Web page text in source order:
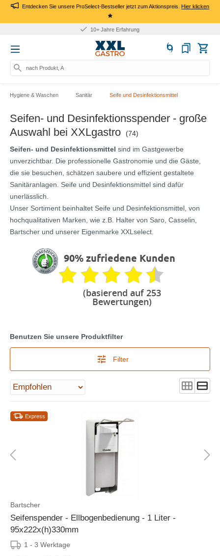
Entdecken Sie unsere ProSelect-Bestseller jetzt zum Aktionspreis.Hier klicken
*
10+ Jahre Erfahrung
nach Produkt, Art.-Nr.,
Hygiene & Waschen Sanitär Seife und Desinfektionsmittel
Seifen- und Desinfektionsspender - große
Auswahl bei XXLgastro
(74)
Seifen- und Desinfektionsmittel sind im Gastgewerbe
unverzichtbar. Die professionelle Gastronomie und die Gäste,
die sie besuchen, schätzen saubere und effizient gestaltete
Sanitäranlagen. Seife und Desinfektionsmittel sind dafür
unerlässlich.
Unser Sortiment beinhaltet Seife und Desinfektionsmittel, von
hochqualitativen Marken, wie z.B. Halter von Saro, Casselin,
Bartscher und unserer Eigenmarke XXLselect.
90% zufriedene Kunden
(basierend auf 253
Bewertungen)
Benutzen Sie unsere Produktfilter
Filter
Express
Bartscher
Seifenspender - Ellbogenbedienung - 1 Liter -
95x222x(h)330mm
1 - 3 Werktage